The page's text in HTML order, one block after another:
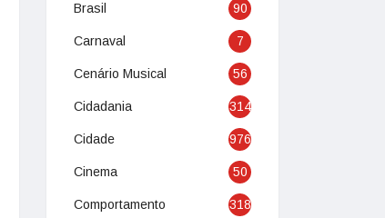
Brasil 90
Carnaval 7
Cenário Musical 56
Cidadania 314
Cidade 976
Cinema 50
Comportamento 318